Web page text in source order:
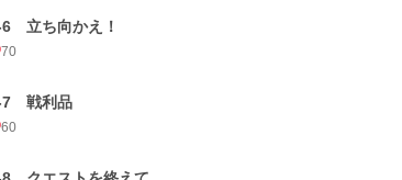
立ち向かえ！
70
7 戦利品
60